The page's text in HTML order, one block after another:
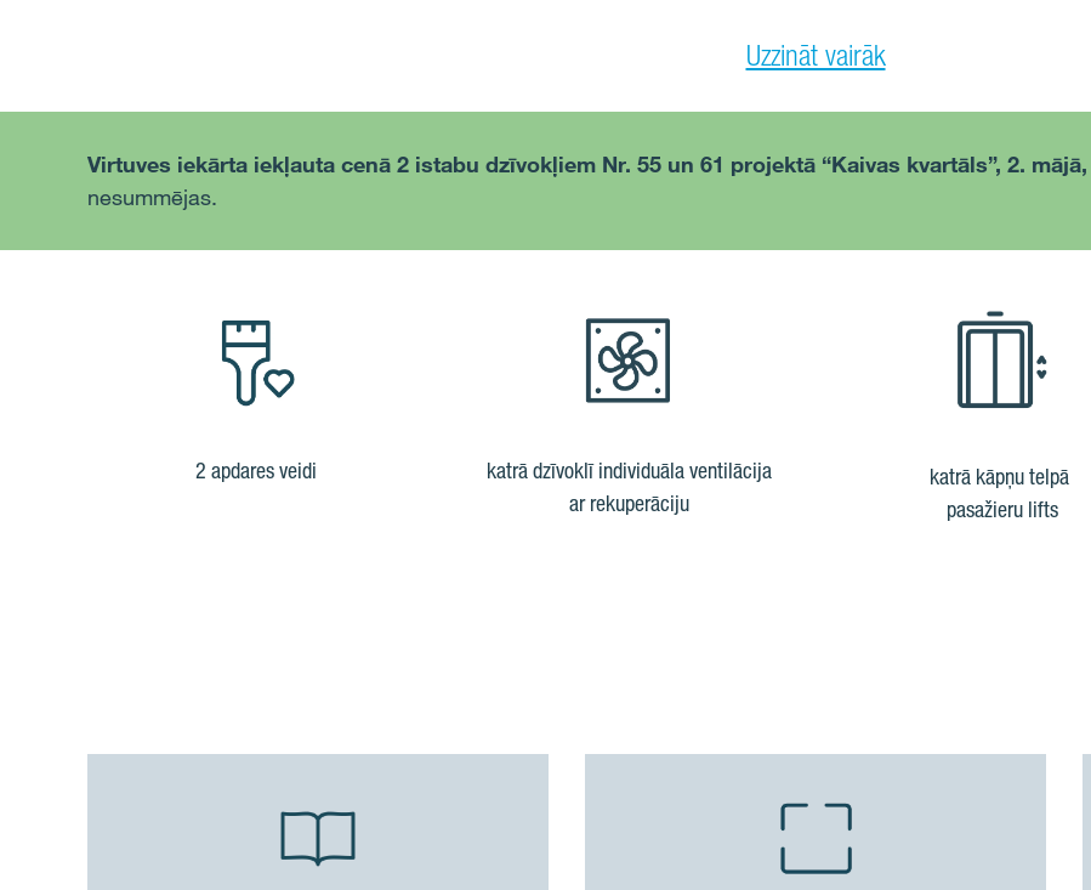
Uzzināt vairāk
Virtuves iekārta iekļauta cenā 2 istabu dzīvokļiem Nr. 55 un 61 projektā “Kaivas kvartāls”, 2.
nesummējas.
2 apdares veidi
katrā dzīvoklī individuāla ventilācija
ar rekuperāciju
katrā kāpņu telpā
pasažieru lifts